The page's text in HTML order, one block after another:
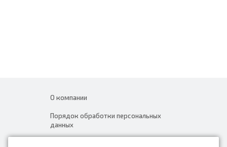
О компании
Порядок обработки персональных
данных